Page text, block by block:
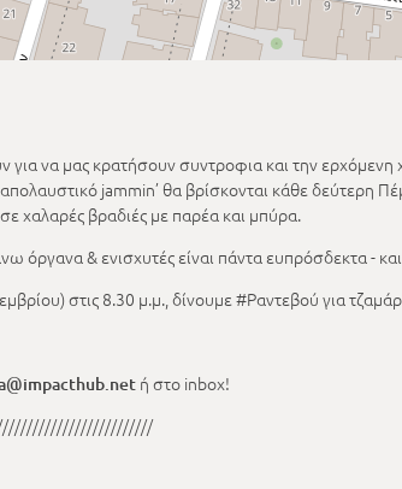
να μας κρατήσουν συντροφια και την ερχόμενη
jammin’ θα βρίσκονται κάθε δεύτερη
χαλαρές βραδιές με παρέα και μπύρα.
όργανα & ενισχυτές είναι πάντα ευπρόσδεκτα -
στις 8.30 μ.μ., δίνουμε #Ραντεβού για
ή στο inbox!